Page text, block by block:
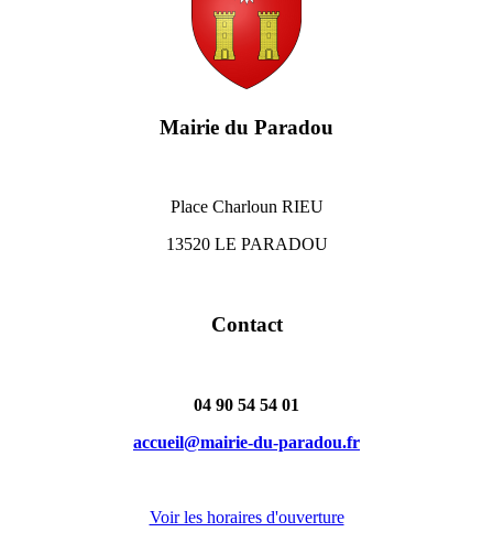
Mairie du Paradou
Place Charloun RIEU
13520 LE PARADOU
Contact
04 90 54 54 01
accueil@mairie-du-paradou.fr
Voir les horaires d'ouverture